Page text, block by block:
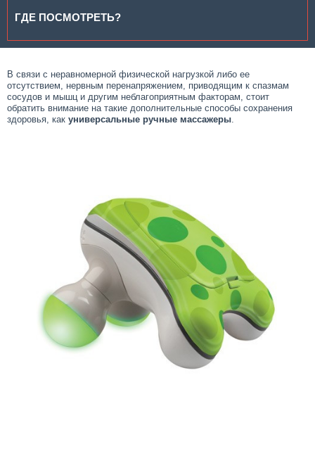
ГДЕ ПОСМОТРЕТЬ?
В связи с неравномерной физической нагрузкой либо ее
отсутствием, нервным перенапряжением, приводящим к спазмам
сосудов и мышц и другим неблагоприятным факторам, стоит
обратить внимание на такие дополнительные способы сохранения
здоровья, как универсальные ручные массажеры